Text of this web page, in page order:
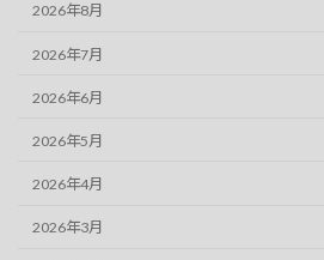
2026年8月
2026年7月
2026年6月
2026年5月
2026年4月
2026年3月